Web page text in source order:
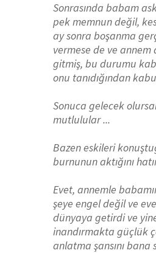
Sonrasında babam
pek memnun değil,
ay sonra boşanma
vermese de ve
gitmiş, bu durumu
onu tanıdığından
Sonuca gelecek
mutlulular ...
Bazen eskileri
burnunun aktığını
Evet, annemle
şeye engel değil ve
dünyaya getirdi ve
inandırmakta güçlük
anlatma şansını